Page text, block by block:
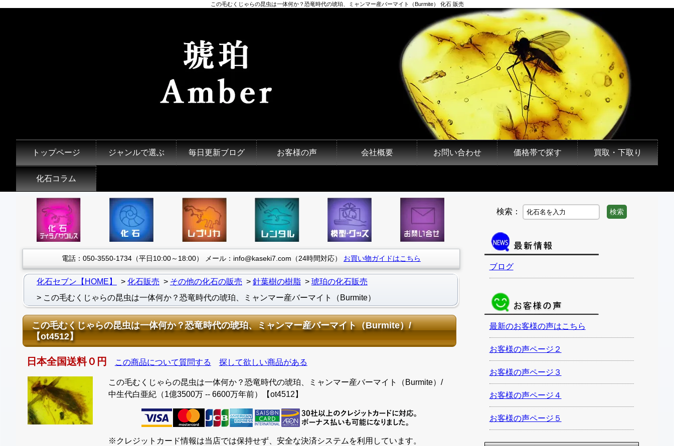
この毛むくじゃらの昆虫は一体何か？恐竜時代の琥珀、ミャンマー産バーマイト（Burmite） 化石 販売
トップページ ジャンルで選ぶ 毎日更新ブログ お客様の声 会社概要 お問い合わせ 価格帯で探す 買取・下取り
化石コラム
電話：050-3550-1734（平日10:00～18:00） メール：info@kaseki7.com（24時間対応） お買い物ガイドはこちら
化石セブン【HOME】 化石販売 その他の化石の販売 針葉樹の樹脂
琥珀の化石販売
この毛むくじゃらの昆虫は一体何か？恐竜時代の琥珀、ミャンマー産バーマイト（Burmite）
この毛むくじゃらの昆虫は一体何か？恐竜時代の琥珀、ミャンマー産バーマイト（Burmite）/
【ot4512】
日本全国送料０円 この商品について質問する 探して欲しい商品がある
この毛むくじゃらの昆虫は一体何か？恐竜時代の琥珀、ミャンマー産バーマイト（Burmite）/
中生代白亜紀（1億3500万 -- 6600万年前）【ot4512】
※クレジットカード情報は当店では保持せず、安全な決済システムを利用しています。
検索： 検索
ブログ
最新のお客様の声はこちら
お客様の声ページ２
お客様の声ページ３
お客様の声ページ４
お客様の声ページ５